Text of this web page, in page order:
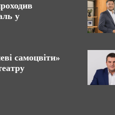
у
самоцвіти»